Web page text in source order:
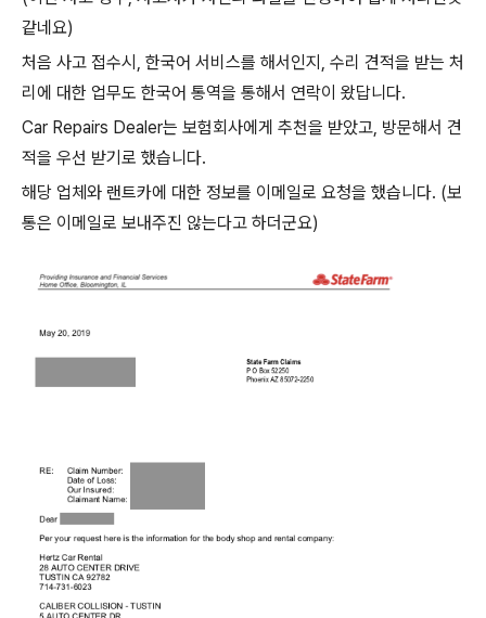
같네요)
처음 사고 접수시, 한국어 서비스를 해서인지, 수리 견적을 받는 처
리에 대한 업무도 한국어 통역을 통해서 연락이 왔답니다.
Car Repairs Dealer는 보험회사에게 추천을 받았고, 방문해서 견
적을 우선 받기로 했습니다.
해당 업체와 랜트카에 대한 정보를 이메일로 요청을 했습니다. (보
통은 이메일로 보내주진 않는다고 하더군요)